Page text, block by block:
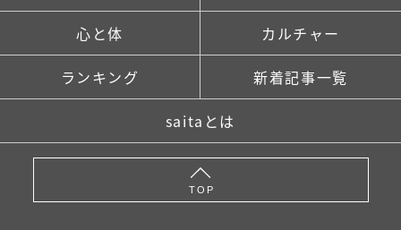
心と体 カルチャー
ランキング 新着記事一覧
saitaとは
TOP